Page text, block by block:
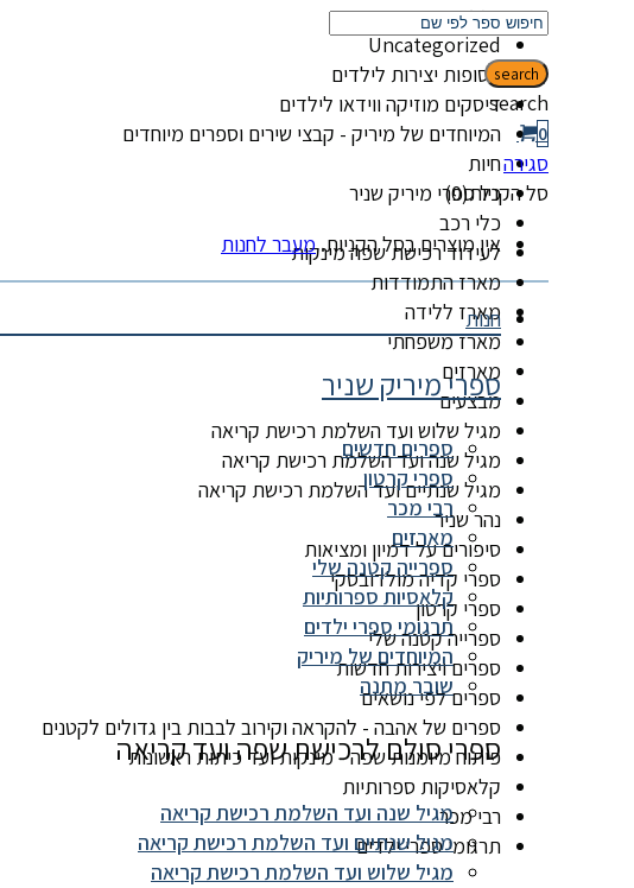
קטגוריות
Uncategorized
אסופות יצירות לילדים
דיסקים מוזיקה ווידאו לילדים
המיוחדים של מיריק - קבצי שירים וספרים מיוחדים
חיות
כל ספרי מיריק שניר
כלי רכב
לעידוד רכישת שפה מינקות
מארז התמודדות
מארז ללידה
מארז משפחתי
מארזים
מבצעים
מגיל שלוש ועד השלמת רכישת קריאה
מגיל שנה ועד השלמת רכישת קריאה
מגיל שנתיים ועד השלמת רכישת קריאה
נהר שניר
סיפורים על דמיון ומציאות
ספרי קדיה מולדובסקי
ספרי קרטון
ספרייה קטנה שלי
ספרים ויצירות חדשות
ספרים לפי נושאים
ספרים של אהבה - להקראה וקירוב לבבות בין גדולים לקטנים
פיתוח מיומנות שפה - מינקות ועד כיתות ראשונות
קלאסיקות ספרותיות
רבי מכר
תרגומי ספרי ילדים
search
search
0
סגירה
סל הקניות(0)
אין מוצרים בסל הקניות. מעבר לחנות
חנות
ספרי מיריק שניר
ספרים חדשים
ספרי קרטון
רבי מכר
מארזים
ספרייה קטנה שלי
קלאסיות ספרותיות
תרגומי ספרי ילדים
המיוחדים של מיריק
שובר מתנה
ספרי סולם לרכישת שפה ועד קריאה
מגיל שנה ועד השלמת רכישת קריאה
מגיל שנתיים ועד השלמת רכישת קריאה
מגיל שלוש ועד השלמת רכישת קריאה